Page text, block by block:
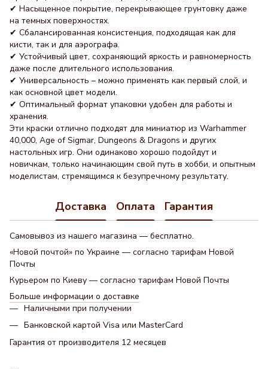
✔ Насыщенное покрытие, перекрывающее грунтовку даже
на темных поверхностях.
✔ Сбалансированная консистенция, подходящая как для
кисти, так и для аэрографа.
✔ Устойчивый цвет, сохраняющий яркость и равномерность
даже после длительного использования.
✔ Универсальность – можно применять как первый слой, и
как основной цвет модели.
✔ Оптимальный формат упаковки удобен для работы и
хранения.
Эти краски отлично подходят для миниатюр из Warhammer
40,000, Age of Sigmar, Dungeons & Dragons и других
настольных игр. Они одинаково хорошо подойдут и
новичкам, только начинающим свой путь в хобби, и опытным
моделистам, стремящимся к безупречному результату.
Доставка Оплата Гарантия
Самовывоз из нашего магазина — бесплатно.
«Новой почтой» по Украине — согласно тарифам Новой
Почты
Курьером по Киеву — согласно тарифам Новой Почты
Больше информации о доставке
Наличными при получении
Банковской картой Visa или MasterCard
Гарантия от производителя 12 месяцев